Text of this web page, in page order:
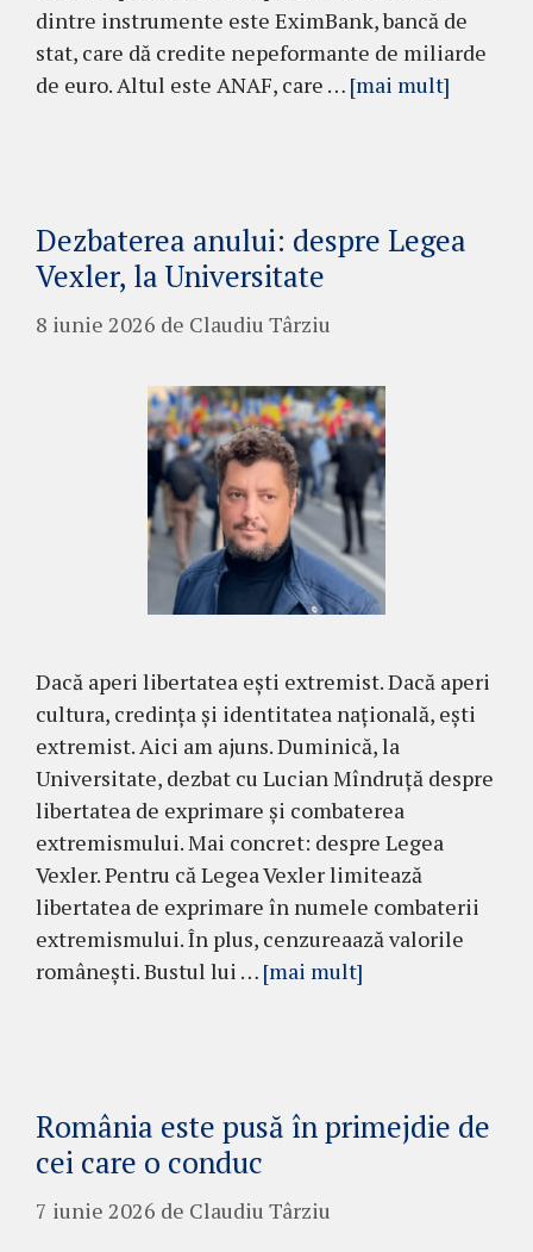
dintre instrumente este EximBank, bancă de
stat, care dă credite nepeformante de miliarde
de euro. Altul este ANAF, care … [mai mult]
Dezbaterea anului: despre Legea
Vexler, la Universitate
8 iunie 2026 de Claudiu Târziu
Dacă aperi libertatea ești extremist. Dacă aperi
cultura, credința și identitatea națională, ești
extremist. Aici am ajuns. Duminică, la
Universitate, dezbat cu Lucian Mîndruță despre
libertatea de exprimare și combaterea
extremismului. Mai concret: despre Legea
Vexler. Pentru că Legea Vexler limitează
libertatea de exprimare în numele combaterii
extremismului. În plus, cenzureaază valorile
românești. Bustul lui … [mai mult]
România este pusă în primejdie de
cei care o conduc
7 iunie 2026 de Claudiu Târziu